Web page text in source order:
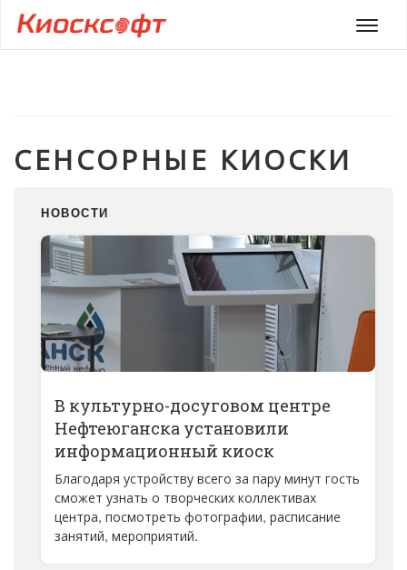
Меню
СЕНСОРНЫЕ КИОСКИ
НОВОСТИ
В культурно-досуговом центре
Нефтеюганска установили
информационный киоск
Благодаря устройству всего за пару минут гость
сможет узнать о творческих коллективах
центра, посмотреть фотографии, расписание
занятий, мероприятий.